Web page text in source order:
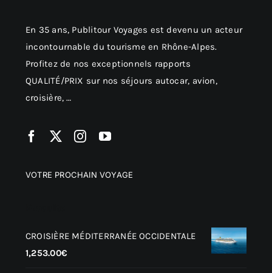
En 35 ans, Publitour Voyages est devenu un acteur
incontournable du tourisme en Rhône-Alpes.
Profitez de nos exceptionnels rapports
QUALITÉ/PRIX sur nos séjours autocar, avion,
croisière, …
VOTRE PROCHAIN VOYAGE
CROISIÈRE MÉDITERRANÉE OCCIDENTALE
1,253.00€